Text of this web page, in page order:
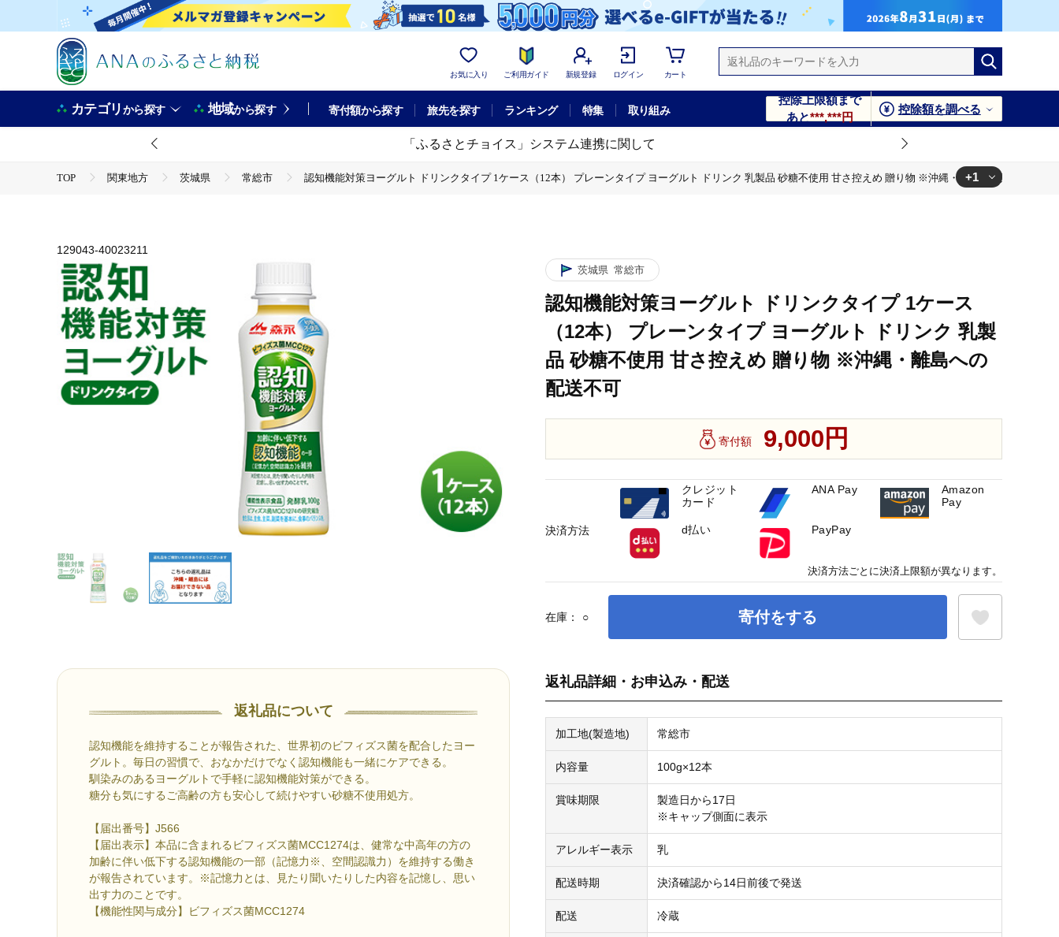
お気に入り ご利用ガイド 新規登録 ログイン カート
カテゴリから探す 地域から探す 寄付額から探す 旅先を探す ランキング 特集 取り組み
控除上限額まで
あと***,***円
控除額を調べる
「ふるさとチョイス」システム連携に関して
TOP 関東地方 茨城県 常総市
認知機能対策ヨーグルト ドリンクタイプ 1ケース（12本） プレーンタイプ ヨーグルト ドリンク 乳製品 砂糖不使用 甘さ控えめ 贈り物 ※沖縄・離島への配送不可
+1
129043-40023211
返礼品について
認知機能を維持することが報告された、世界初のビフィズス菌を配合したヨー
グルト。毎日の習慣で、おなかだけでなく認知機能も一緒にケアできる。
馴染みのあるヨーグルトで手軽に認知機能対策ができる。
糖分も気にするご高齢の方も安心して続けやすい砂糖不使用処方。
【届出番号】J566
【届出表示】本品に含まれるビフィズス菌MCC1274は、健常な中高年の方の
加齢に伴い低下する認知機能の一部（記憶力※、空間認識力）を維持する働き
が報告されています。※記憶力とは、見たり聞いたりした内容を記憶し、思い
出す力のことです。
【機能性関与成分】ビフィズス菌MCC1274
茨城県 常総市
認知機能対策ヨーグルト ドリンクタイプ 1ケース
（12本） プレーンタイプ ヨーグルト ドリンク 乳製
品 砂糖不使用 甘さ控えめ 贈り物 ※沖縄・離島への
配送不可
寄付額 9,000円
在庫： ○ 寄付をする
返礼品詳細・お申込み・配送
加工地(製造地) 常総市
内容量 100g×12本
賞味期限
製造日から17日
※キャップ側面に表示
アレルギー表示 乳
配送時期 決済確認から14日前後で発送
配送 冷蔵
決済方法
クレジット
カード
ANA Pay
Amazon
Pay
d払い PayPay
決済方法ごとに決済上限額が異なります。